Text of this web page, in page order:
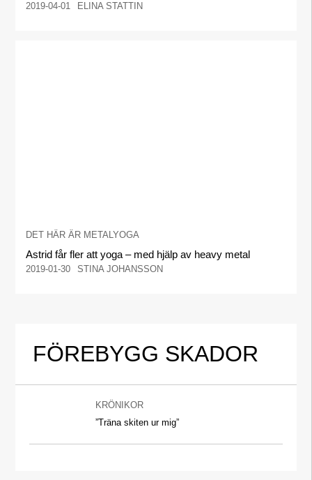
2019-04-01 ELINA STATTIN
DET HÄR ÄR METALYOGA
Astrid får fler att yoga – med hjälp av heavy metal
2019-01-30 STINA JOHANSSON
FÖREBYGG SKADOR
KRÖNIKOR
”Träna skiten ur mig”